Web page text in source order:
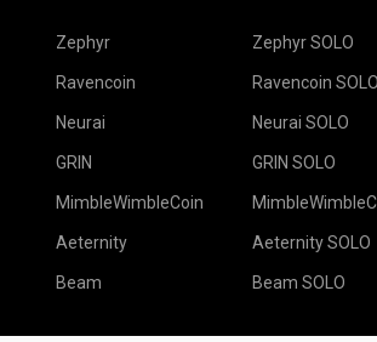
Zephyr
Ravencoin
Neurai
GRIN
MimbleWimbleCoin
Aeternity
Beam
Zephyr SOLO
Ravencoin SOLO
Neurai SOLO
GRIN SOLO
Aeternity SOLO
Beam SOLO